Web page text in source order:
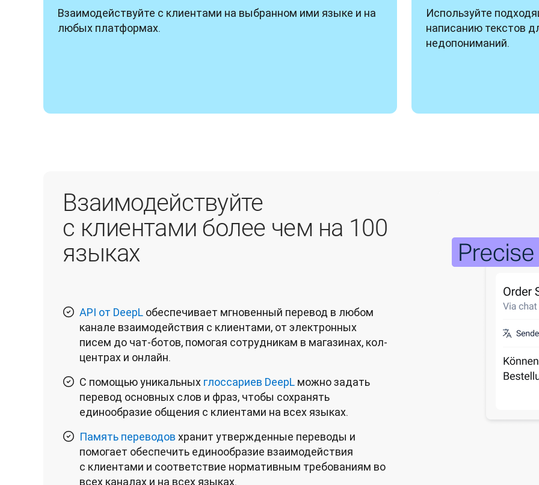
Взаимодействуйте с клиентами на выбранном ими языке и на
любых платформах.
Используйте
написанию текстов
недопониманий.
Взаимодействуйте
с клиентами более чем на 100
языках
API от DeepL обеспечивает мгновенный перевод в любом
канале взаимодействия с клиентами, от электронных
писем до чат-ботов, помогая сотрудникам в магазинах, кол-
центрах и онлайн.
С помощью уникальных глоссариев DeepL можно задать
перевод основных слов и фраз, чтобы сохранять
единообразие общения с клиентами на всех языках.
Память переводов хранит утвержденные переводы и
помогает обеспечить единообразие взаимодействия
с клиентами и соответствие нормативным требованиям во
всех каналах и на всех языках.